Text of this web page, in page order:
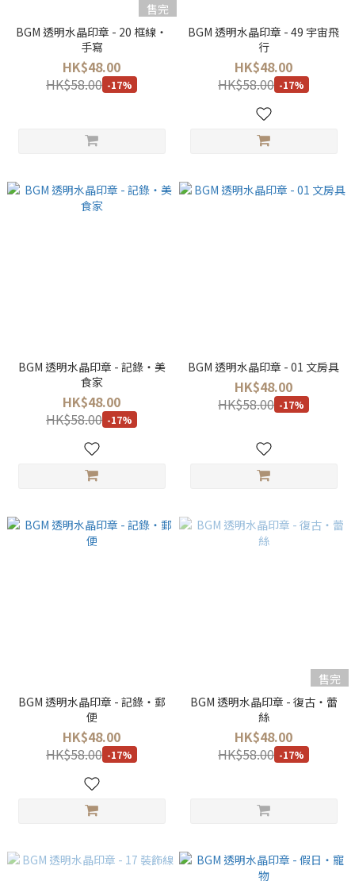
售完
BGM 透明水晶印章 - 20 框線・
手寫
HK$48.00
HK$58.00 -17%
BGM 透明水晶印章 - 49 宇宙飛
行
HK$48.00
HK$58.00 -17%
BGM 透明水晶印章 - 記錄・美
食家
HK$48.00
HK$58.00 -17%
BGM 透明水晶印章 - 01 文房具
HK$48.00
HK$58.00 -17%
BGM 透明水晶印章 - 記錄・郵
便
HK$48.00
HK$58.00 -17%
售完
BGM 透明水晶印章 - 復古・蕾
絲
HK$48.00
HK$58.00 -17%